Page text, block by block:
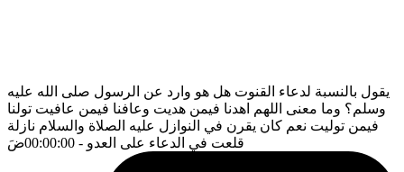
يقول بالنسبة لدعاء القنوت هل هو وارد عن الرسول صلى الله عليه
وسلم؟ وما معنى اللهم اهدنا فيمن هديت وعافنا فيمن عافيت تولنا
فيمن توليت نعم كان يقرن في النوازل عليه الصلاة والسلام نازلة
قلعت في الدعاء على العدو - 00:00:00 ضَ